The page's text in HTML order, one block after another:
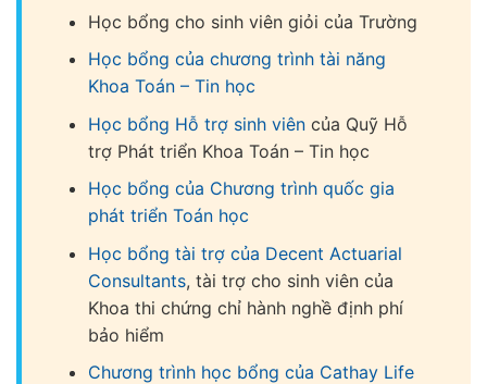
Học bổng cho sinh viên giỏi của Trường
Học bổng của chương trình tài năng
Khoa Toán – Tin học
Học bổng Hỗ trợ sinh viêncủa Quỹ Hỗ
trợ Phát triển Khoa Toán – Tin học
Học bổng của Chương trình quốc gia
phát triển Toán học
Học bổng tài trợ của Decent Actuarial
Consultants, tài trợ cho sinh viên của
Khoa thi chứng chỉ hành nghề định phí
bảo hiểm
Chương trình học bổng của Cathay Life